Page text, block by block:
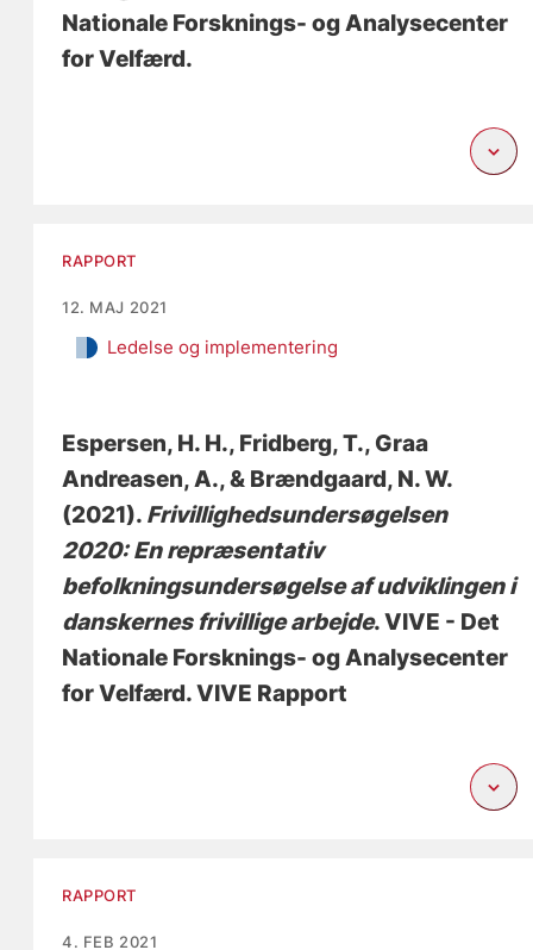
Nationale Forsknings- og Analysecenter
for Velfærd.
RAPPORT
12. MAJ 2021
Ledelse og implementering
Espersen, H. H., Fridberg, T., Graa
Andreasen, A., & Brændgaard, N. W.
(2021). Frivillighedsundersøgelsen
2020: En repræsentativ
befolkningsundersøgelse af udviklingen i
danskernes frivillige arbejde. VIVE - Det
Nationale Forsknings- og Analysecenter
for Velfærd. VIVE Rapport
RAPPORT
4. FEB 2021